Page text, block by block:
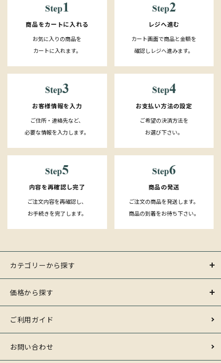
商品をカートに入れる
お気に入りの商品を
カートに入れます。
レジへ進む
カート画面で商品と金額を
確認しレジへ進みます。
お客様情報を入力
ご住所・連絡先など、
必要な情報を入力します。
お支払い方法の設定
ご希望の決済方法を
お選び下さい。
内容を再確認し完了
ご注文内容を再確認し、
お手続きを完了します。
商品の発送
ご注文の商品を発送します。
商品の到着をお待ち下さい。
カテゴリーから探す
価格から探す
ご利用ガイド
お問い合わせ